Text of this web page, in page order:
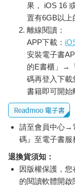
果， iOS 16
置有6GB以上
離線閱讀：
APP下載：
安裝電子書
的E書櫃」→
碼再登入下載
書籍即可開始
請至會員中心→
碼』至電子書服
退換貨須知：
因版權保護，
的閱讀軟體開啟